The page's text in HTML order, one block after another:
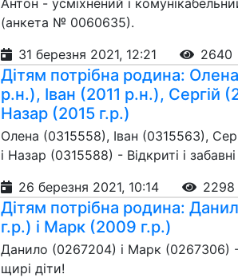
(анкета № 0060635).
31 березня 2021, 12:21
2640
Дітям потрібна родина:
р.н.), Іван (2011 р.н.), Сергій
Назар (2015 г.р.)
Олена (0315558), Іван (0315563),
і Назар (0315588) - Відкриті і забавні
26 березня 2021, 10:14
2298
Дітям потрібна родина:
г.р.) і Марк (2009 г.р.)
Данило (0267204) і Марк (0267306) -
щирі діти!